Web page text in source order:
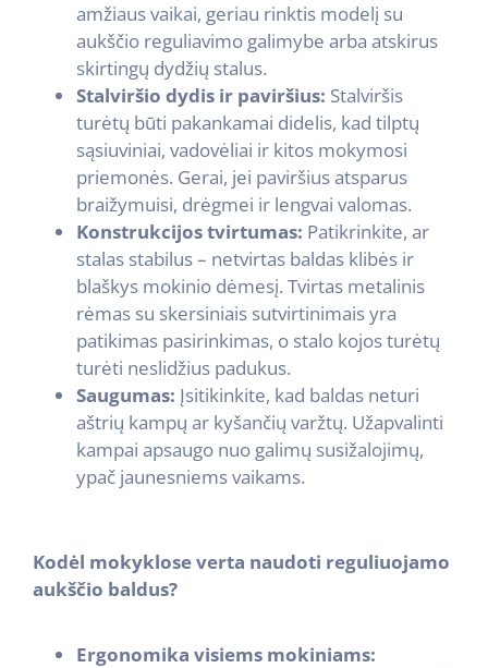
amžiaus vaikai, geriau rinktis modelį su
aukščio reguliavimo galimybe arba atskirus
skirtingų dydžių stalus.
Stalviršio dydis ir paviršius: Stalviršis
turėtų būti pakankamai didelis, kad tilptų
sąsiuviniai, vadovėliai ir kitos mokymosi
priemonės. Gerai, jei paviršius atsparus
braižymuisi, drėgmei ir lengvai valomas.
Konstrukcijos tvirtumas: Patikrinkite, ar
stalas stabilus – netvirtas baldas klibės ir
blaškys mokinio dėmesį. Tvirtas metalinis
rėmas su skersiniais sutvirtinimais yra
patikimas pasirinkimas, o stalo kojos turėtų
turėti neslidžius padukus.
Saugumas: Įsitikinkite, kad baldas neturi
aštrių kampų ar kyšančių varžtų. Užapvalinti
kampai apsaugo nuo galimų susižalojimų,
ypač jaunesniems vaikams.
Kodėl mokyklose verta naudoti reguliuojamo
aukščio baldus?
Ergonomika visiems mokiniams: